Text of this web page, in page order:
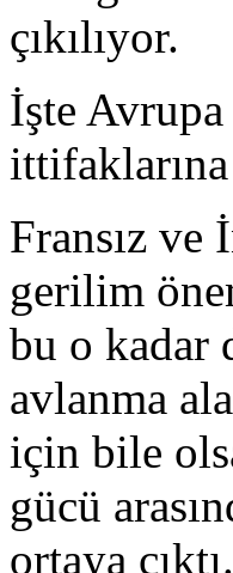
çıkılıyor.
İşte
Fransız ve
gerilim
bu o kadar
avlanma
için bile
gücü
ortaya